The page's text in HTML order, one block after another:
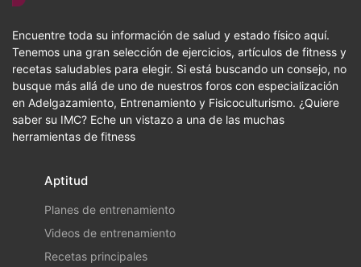
Encuentre toda su información de salud y estado físico aquí.
Tenemos una gran selección de ejercicios, artículos de fitness y
recetas saludables para elegir. Si está buscando un consejo, no
busque más allá de uno de nuestros foros con especialización
en Adelgazamiento, Entrenamiento y Fisicoculturismo. ¿Quiere
saber su IMC? Eche un vistazo a una de las muchas
herramientas de fitness
Aptitud
Planes de entrenamiento
Videos de entrenamiento
Recetas principales